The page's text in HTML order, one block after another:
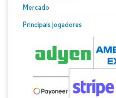
Mercado
Principais jogadores
Imagem © Mordor Intelligence. O